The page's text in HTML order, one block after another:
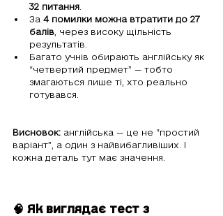
32 питання
За 4 помилки можна втратити до 27
балів , через високу щільність
результатів.
Багато учнів обирають англійську як
“четвертий предмет” — тобто
змагаються лише ті, хто реально
готувався.
Висновок: англійська — це не “простий
варіант”, а один з найвибагливіших. І
кожна деталь тут має значення.
🧠 Як виглядає тест з